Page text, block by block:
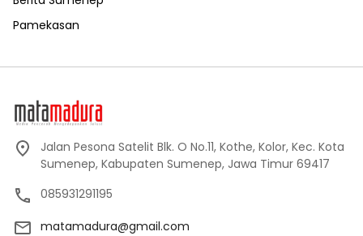
Pamekasan
Jalan Pesona Satelit Blk. O No.11, Kothe, Kolor, Kec. Kota
Sumenep, Kabupaten Sumenep, Jawa Timur 69417
085931291195
matamadura@gmail.com